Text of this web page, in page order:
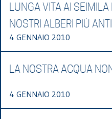
LUNGA VITA AI SEIMILA
NOSTRI ALBERI PIÙ
4 GENNAIO 2010
LA NOSTRA ACQUA
4 GENNAIO 2010